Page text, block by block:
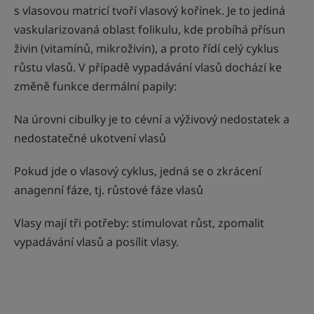
s vlasovou matricí tvoří vlasový kořínek. Je to jediná
vaskularizovaná oblast folikulu, kde probíhá přísun
živin (vitamínů, mikroživin), a proto řídí celý cyklus
růstu vlasů. V případě vypadávání vlasů dochází ke
změně funkce dermální papily:
Na úrovni cibulky je to cévní a výživový nedostatek a
nedostatečné ukotvení vlasů
Pokud jde o vlasový cyklus, jedná se o zkrácení
anagenní fáze, tj. růstové fáze vlasů
Vlasy mají tři potřeby: stimulovat růst, zpomalit
vypadávání vlasů a posílit vlasy.